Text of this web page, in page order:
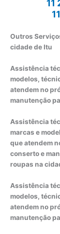
11
Outros
cidade de Itu
Assistência
modelos,
atendem no
manutenção
Assistência
marcas e
que atendem
conserto e
roupas na
Assistência
modelos,
atendem no
manutenção